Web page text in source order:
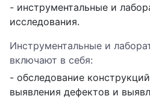
- инструментальные и
исследования.
Инструментальные и
включают в себя:
- обследование
выявления дефектов и